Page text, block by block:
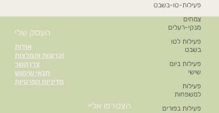
פעילות-טו-בשבט
צמחים
מנקי-רעלים
פעילות לטו
בשבט
פעילות ביום
שישי
פעילות
למשפחות
פעילות בפורים
אודות
זכרונות והמלצות
צרו קשר
תנאי שימוש
מדיניות הפרטיות
העסק שלי
הצטרפו אליי